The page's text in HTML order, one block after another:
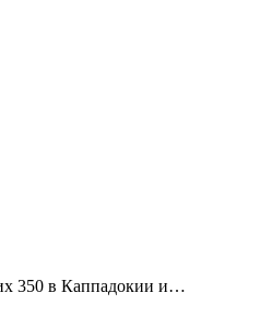
350 в Каппадокии и…